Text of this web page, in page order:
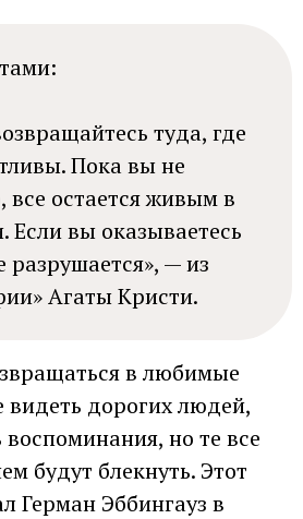
туда, где
Пока вы не
все остается живым в
Если вы оказываетесь
разрушается», — из
Агаты Кристи.
в любимые
видеть дорогих людей,
но те все
будут блекнуть. Этот
Герман Эббингауз в